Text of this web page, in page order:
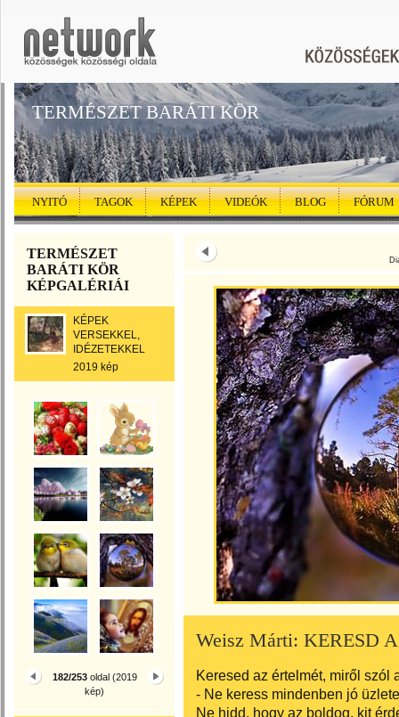
TERMÉSZET BARÁTI KÖR
NYITÓ TAGOK KÉPEK VIDEÓK BLOG FÓRUM
TERMÉSZET
BARÁTI KÖR
KÉPGALÉRIÁI
KÉPEK
VERSEKKEL,
IDÉZETEKKEL
2019 kép
182/253oldal (2019
kép)
Weisz Márti: KERESD
Keresed az értelmét, miről szól
- Ne keress mindenben jó
Ne hidd, hogy az boldog, kit